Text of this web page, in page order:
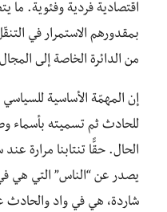
اقتصادية فردية وفئوية. ما
بمقدورهم الاستمرار في
من الدائرة الخاصة إلى
إن المهمّة الأساسية
للحادث ثم تسميته بأسماء
الحال. حقًّا تنتابنا مرارة
يصدر عن “الناس” التي هي
شاردة، هي في واد والحادث